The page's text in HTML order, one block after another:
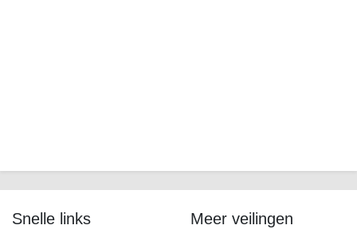
Snelle links Meer veilingen